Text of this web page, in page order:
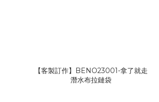
【客製訂作】BENO23001-拿了就走
潛水布拉鏈袋